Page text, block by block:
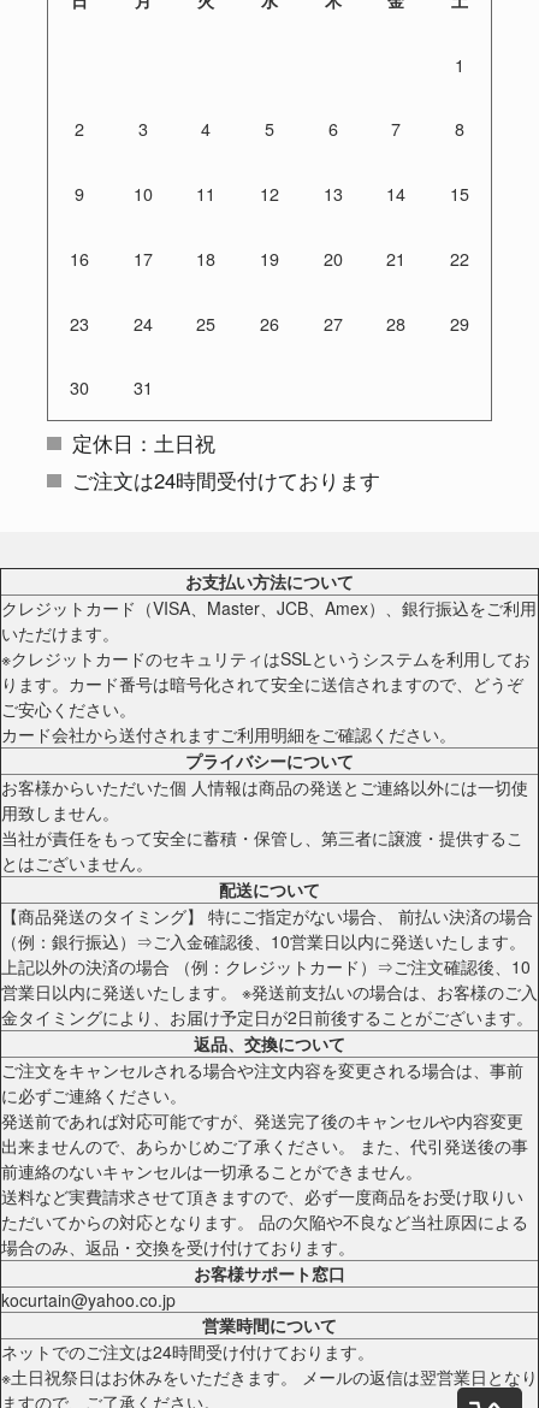
1
2 3 4 5 6 7 8
9 10 11 12 13 14 15
16 17 18 19 20 21 22
23 24 25 26 27 28 29
30 31
定休日：土日祝
ご注文は24時間受付けております
お支払い方法について
クレジットカード（VISA、Master、JCB、Amex）、銀行振込をご利用
いただけます。
※クレジットカードのセキュリティはSSLというシステムを利用してお
ります。カード番号は暗号化されて安全に送信されますので、どうぞ
ご安心ください。
カード会社から送付されますご利用明細をご確認ください。
プライバシーについて
お客様からいただいた個 人情報は商品の発送とご連絡以外には一切使
用致しません。
当社が責任をもって安全に蓄積・保管し、第三者に譲渡・提供するこ
とはございません。
配送について
【商品発送のタイミング】 特にご指定がない場合、 前払い決済の場合
（例：銀行振込）⇒ご入金確認後、10営業日以内に発送いたします。
上記以外の決済の場合 （例：クレジットカード）⇒ご注文確認後、10
営業日以内に発送いたします。 ※発送前支払いの場合は、お客様のご入
金タイミングにより、お届け予定日が2日前後することがございます。
返品、交換について
ご注文をキャンセルされる場合や注文内容を変更される場合は、事前
に必ずご連絡ください。
発送前であれば対応可能ですが、発送完了後のキャンセルや内容変更
出来ませんので、あらかじめご了承ください。 また、代引発送後の事
前連絡のないキャンセルは一切承ることができません。
送料など実費請求させて頂きますので、必ず一度商品をお受け取りい
ただいてからの対応となります。 品の欠陥や不良など当社原因による
場合のみ、返品・交換を受け付けております。
お客様サポート窓口
kocurtain@yahoo.co.jp
営業時間について
ネットでのご注文は24時間受け付けております。
※土日祝祭日はお休みをいただきます。 メールの返信は翌営業日となり
ますので、ご了承ください。